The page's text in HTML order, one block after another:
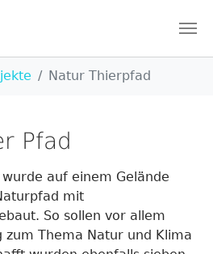
Natur Thierpfad
Pfad
auf einem Gelände
mit
So sollen vor allem
zum Thema Natur und Klima